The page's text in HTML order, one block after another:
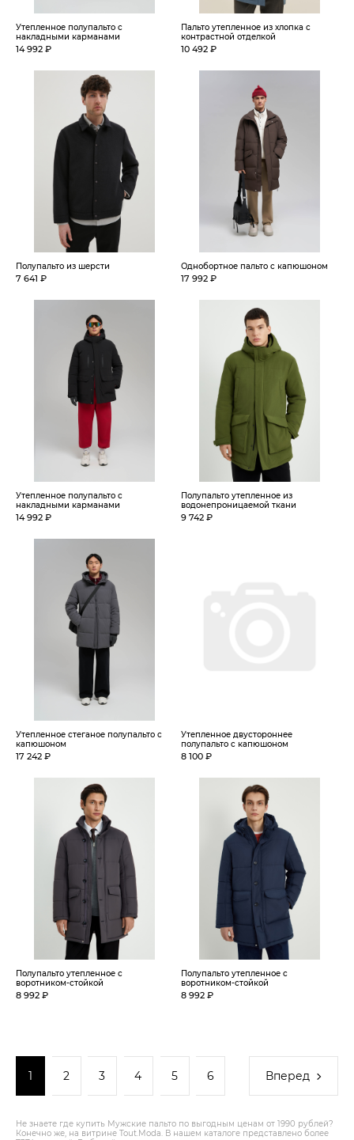
Утепленное полупальто с
накладными карманами
14 992 ₽
Пальто утепленное из хлопка с
контрастной отделкой
10 492 ₽
Полупальто из шерсти
7 641 ₽
Однобортное пальто с капюшоном
17 992 ₽
Утепленное полупальто с
накладными карманами
14 992 ₽
Полупальто утепленное из
водонепроницаемой ткани
9 742 ₽
Утепленное стеганое полупальто с
капюшоном
17 242 ₽
Утепленное двустороннее
полупальто с капюшоном
8 100 ₽
Полупальто утепленное с
воротником-стойкой
8 992 ₽
Полупальто утепленное с
воротником-стойкой
8 992 ₽
1 2 3 4 5 6 Вперед
Не знаете где купить Мужские пальто по выгодным ценам от 1990 рублей?
Конечно же, на витрине Tout.Modа. В нашем каталоге представлено более